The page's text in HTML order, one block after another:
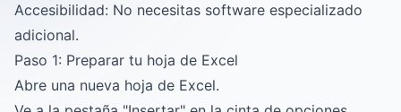
Accesibilidad: No necesitas software especializado
adicional.
Paso 1: Preparar tu hoja de Excel
Abre una nueva hoja de Excel.